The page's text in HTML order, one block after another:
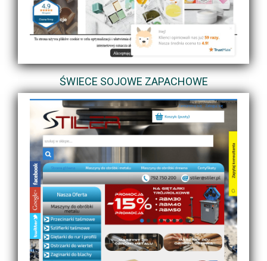
ŚWIECE SOJOWE ZAPACHOWE